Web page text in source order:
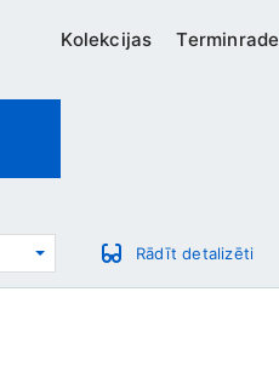
Kolekcijas Terminrade
Rādīt detalizēti